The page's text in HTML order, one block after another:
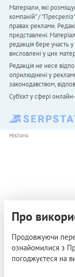
Матеріали, які
компаній" /
правах реклами.
представлені.
редакція бере участь
висловлені у цих
Редакція не несе
оприлюднені у
законодавством,
Cуб'єкт у сфері
РЕКЛАМА
Про
Продовжуючи
ознайомилися з
погоджуєтеся на